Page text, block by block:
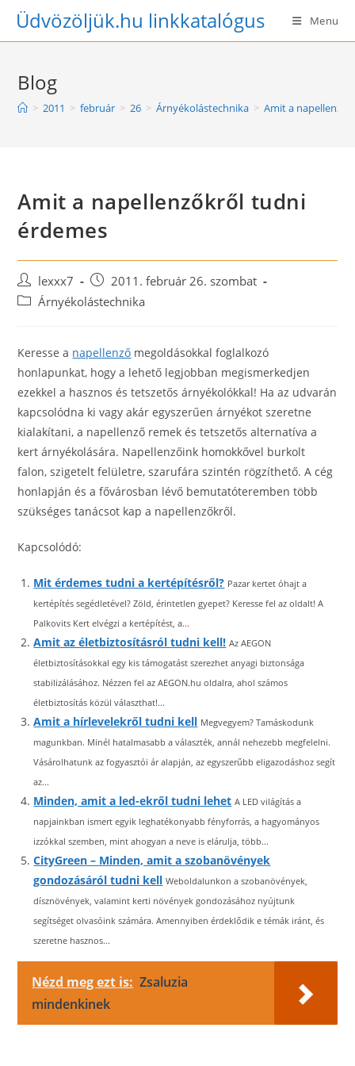
SkipÜdvözöljük.hu linkkatalógus Menu
Blog
> 2011 > február > 26 > Árnyékolástechnika > Amit a
Amit a napellenzőkről tudni
érdemes
Post
author:
lexxx7
Post
published:
2011. február 26. szombat
PostÁrnyékolástechnika
Keresse a napellenző megoldásokkal foglalkozó
honlapunkat, hogy a lehető legjobban megismerkedjen
ezekkel a hasznos és tetszetős árnyékolókkal! Ha az udvarán
kapcsolódna ki vagy akár egyszerűen árnyékot szeretne
kialakítani, a napellenző remek és tetszetős alternatíva a
kert árnyékolására. Napellenzőink homokkővel burkolt
falon, szigetelt felületre, szarufára szintén rögzíthető. A cég
honlapján és a fővárosban lévő bemutatóteremben több
szükséges tanácsot kap a napellenzőkről.
Kapcsolódó:
Mit érdemes tudni a kertépítésről? Pazar kertet óhajt a
kertépítés segédletével? Zöld, érintetlen gyepet? Keresse fel az oldalt! A
Palkovits Kert elvégzi a kertépítést, a...
Amit az életbiztosításról tudni kell! Az AEGON
életbiztosításokkal egy kis támogatást szerezhet anyagi biztonsága
stabilizálásához. Nézzen fel az AEGON.hu oldalra, ahol számos
életbiztosítás közül választhat!...
Amit a hírlevelekről tudni kell Megvegyem? Tamáskodunk
magunkban. Minél hatalmasabb a választék, annál nehezebb megfelelni.
Vásárolhatunk az fogyasztói ár alapján, az egyszerűbb eligazodáshoz segít
az...
Minden, amit a led-ekről tudni lehet A LED világítás a
napjainkban ismert egyik leghatékonyabb fényforrás, a hagyományos
izzókkal szemben, mint ahogyan a neve is elárulja, több...
CityGreen – Minden, amit a szobanövények
gondozásáról tudni kell Weboldalunkon a szobanövények,
dísznövények, valamint kerti növények gondozásához nyújtunk
segítséget olvasóink számára. Amennyiben érdeklődik e témák iránt, és
szeretne hasznos...
Nézd meg ezt is: Zsaluzia
mindenkinek